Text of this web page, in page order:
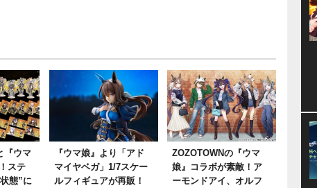
『ウマ
ステ
態”に
『ウマ娘』より「アド
マイヤベガ」1/7スケー
ルフィギュアが再販！
ZOZOTOWNの『ウマ
娘』コラボが素敵！ア
ーモンドアイ、オルフ